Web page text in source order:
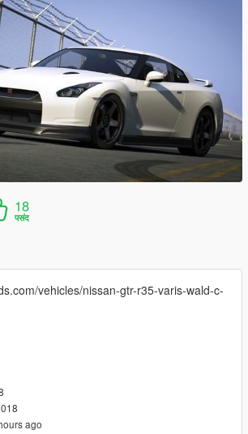
18
पसंद
vehicles/nissan-gtr-r35-varis-wald-c-
ago